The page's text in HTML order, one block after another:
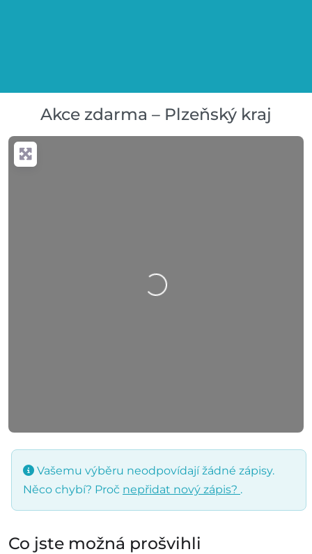
Akce zdarma – Plzeňský kraj
Nahrávání….
Vašemu výběru neodpovídají žádné zápisy.
Něco chybí? Proč nepřidat nový zápis? .
Co jste možná prošvihli